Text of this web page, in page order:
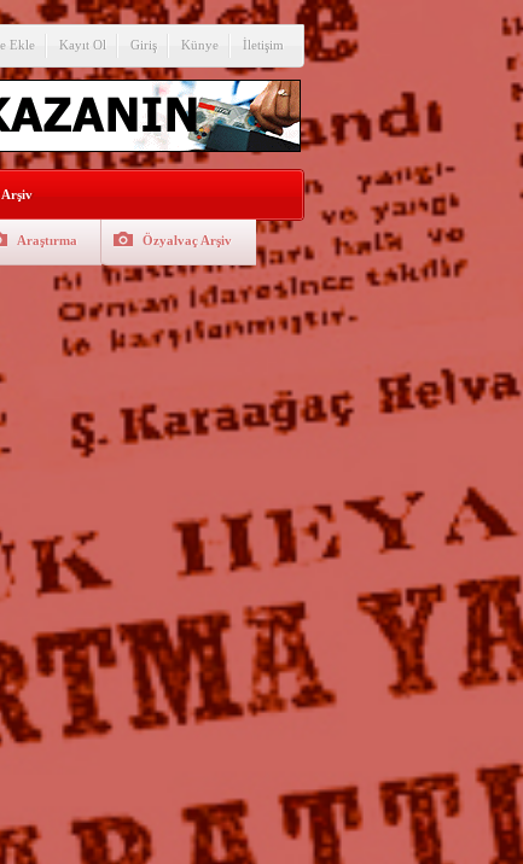
Ekle Kayıt Ol Giriş Künye İletişim
Araştırma Özyalvaç Arşiv